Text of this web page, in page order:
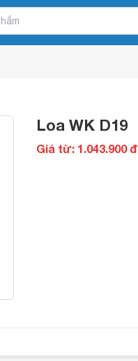
Loa WK D19
Giá từ: 1.043.900 đ